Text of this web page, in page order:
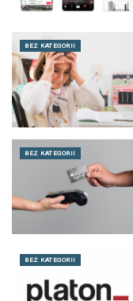
BEZ KATEGORII
BEZ KATEGORII
BEZ KATEGORII